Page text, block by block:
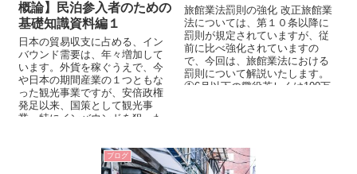
概論】民泊参入者のための
基礎知識資料編１
日本の貿易収支に占める、イン
バウンド需要は、年々増加して
います。外貨を稼ぐうえで、今
や日本の期間産業の１つともな
った観光事業ですが、安倍政権
発足以来、国策として観光事
業、特にインバウンドを狙った
す。今回は、民泊概論を説明す
る前提として日本の宿泊、観光
旅館業法罰則の強化 改正旅館業
法については、第１０条以降に
罰則が規定されていますが、従
前に比べ強化されていますの
で、今回は、旅館業法における
罰則について解説いたします。
①6月以下の懲役若しくは100万
ブログ